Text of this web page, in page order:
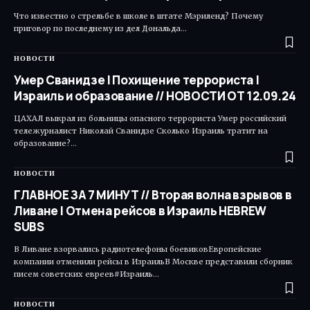
Что известно о стрельбе в школе в штате Мэриленд? Почему
приговор по последнему из дел Дональда…
НОВОСТИ
Умер Сванидзе | Похищение террориста |
Израиль и образование // НОВОСТИ ОТ 12.09.24
ЦАХАЛ выкрал из больницы опасного террориста Умер российский
тележурналист Николай Сванидзе Сколько Израиль тратит на
образование?…
НОВОСТИ
ГЛАВНОЕ ЗА 7 МИНУТ // Вторая волна взрывов в
Ливане | Отмена рейсов в Израиль HEBREW
SUBS
В Ливане взорвались радиотелефоны боевиковЕвропейские
компании отменили рейсы в ИзраильВ Москве представили сборник
писем советских евреев#Израиль…
НОВОСТИ